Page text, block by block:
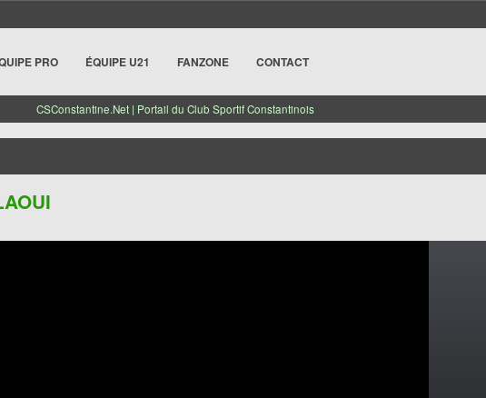
PRO ÉQUIPE U21 FANZONE CONTACT
CSConstantine.Net | Portail du Club Sportif Constantinois